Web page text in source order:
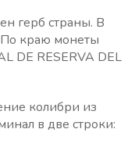
герб страны. В
По краю монеты
DE RESERVA DEL
колибри из
в две строки: